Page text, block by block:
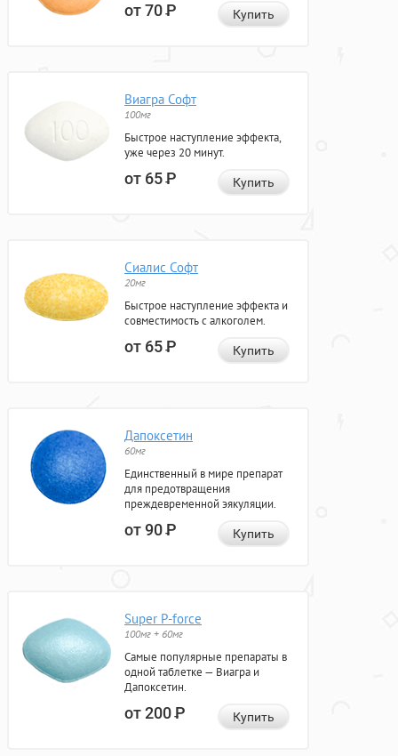
от 70Р Купить
Виагра Софт
100мг
Быстрое наступление эффекта,
уже через 20 минут.
от 65Р Купить
Сиалис Софт
20мг
Быстрое наступление эффекта и
совместимость с алкоголем.
от 65Р Купить
Дапоксетин
60мг
Единственный в мире препарат
для предотвращения
преждевременной эякуляции.
от 90Р Купить
Super P-force
100мг + 60мг
Самые популярные препараты в
одной таблетке — Виагра и
Дапоксетин.
от 200Р Купить